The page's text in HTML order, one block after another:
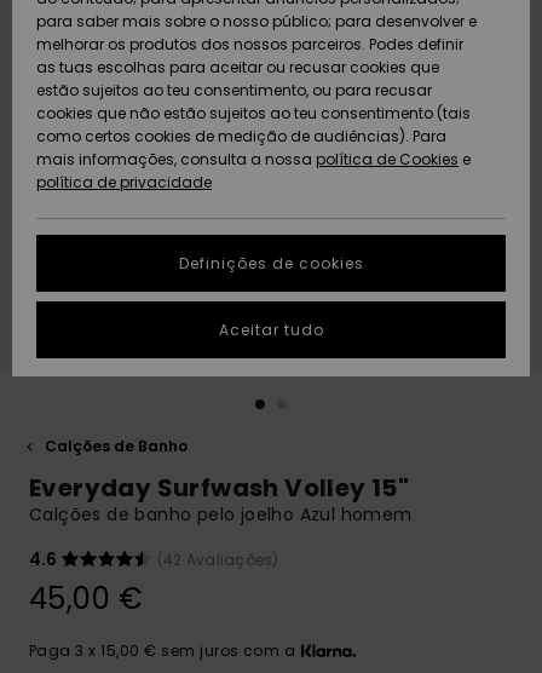
Snow
Artigos
recém-
chegados
Coleções
Neve
Artigos
recém-
chegados
Highlights
Highlights
Community
DUPLA
PROMO
AJUDA
Quiksilver
Freedom
Protecção de
dados
Guia de
tamanhos
conversa para
obteres a
resposta mais
rápida à tua
conversa
Encontra
respostas
para as
frequentes e o
nosso
SUSTAINABILITY
PRESENTE
DESEJO
Calções de Banho
Everyday Surfwash Volley 15"
Calções de banho pelo joelho Azul homem
4.6
(42 Avaliações)
45,00 €
Paga 3 x 15,00 € sem juros com a
para saber mais sobre o nosso público; para desenvolver e
melhorar os produtos dos nossos parceiros. Podes definir
as tuas escolhas para aceitar ou recusar cookies que
estão sujeitos ao teu consentimento, ou para recusar
cookies que não estão sujeitos ao teu consentimento (tais
como certos cookies de medição de audiências). Para
mais informações, consulta a nossa política de Cookies e
política de privacidade
Definições de cookies
Aceitar tudo